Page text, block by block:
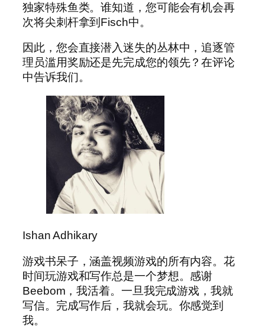
独家特殊鱼类。谁知道，您可能会有机会再
次将尖刺杆拿到Fisch中。
因此，您会直接潜入迷失的丛林中，追逐管
理员滥用奖励还是先完成您的领先？在评论
中告诉我们。
Ishan Adhikary
游戏书呆子，涵盖视频游戏的所有内容。花
时间玩游戏和写作总是一个梦想。感谢
Beebom，我活着。一旦我完成游戏，我就
写信。完成写作后，我就会玩。你感觉到
我。